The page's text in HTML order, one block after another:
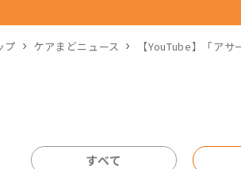
プ ケアまどニュース 【YouTube】「ア
すべて